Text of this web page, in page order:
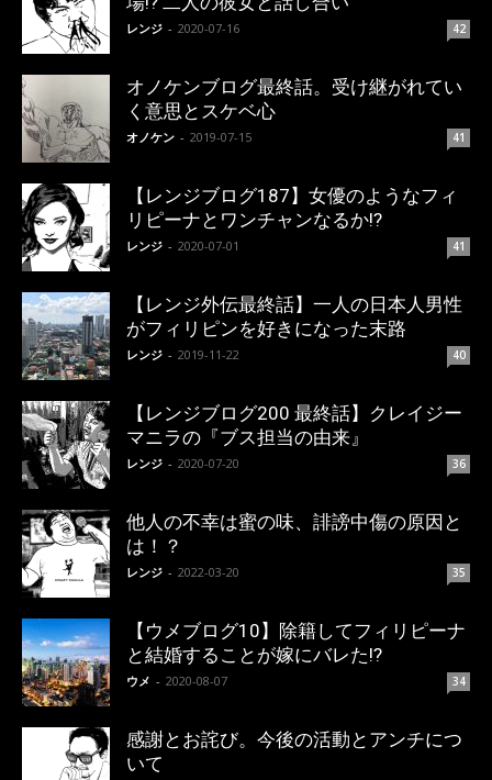
レンジ - 2020-07-16 42
オノケンブログ最終話。受け継がれてい
く意思とスケベ心
オノケン - 2019-07-15 41
【レンジブログ187】女優のようなフィ
リピーナとワンチャンなるか!?
レンジ - 2020-07-01 41
【レンジ外伝最終話】一人の日本人男性
がフィリピンを好きになった末路
レンジ - 2019-11-22 40
【レンジブログ200 最終話】クレイジー
マニラの『ブス担当の由来』
レンジ - 2020-07-20 36
他人の不幸は蜜の味、誹謗中傷の原因と
は！？
レンジ - 2022-03-20 35
【ウメブログ10】除籍してフィリピーナ
と結婚することが嫁にバレた!?
ウメ - 2020-08-07 34
感謝とお詫び。今後の活動とアンチにつ
いて